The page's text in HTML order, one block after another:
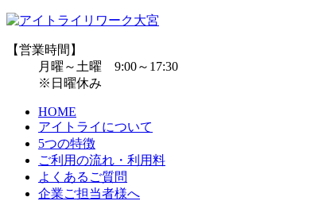
【営業時間】
月曜～土曜 9:00～17:30
※日曜休み
HOME
アイトライについて
5つの特徴
ご利用の流れ・利用料
よくあるご質問
企業ご担当者様へ